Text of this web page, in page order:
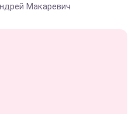
Макаревич